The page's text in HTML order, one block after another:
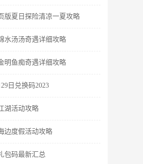
版夏日探险清凉一夏攻略
水汤汤奇遇详细攻略
明鱼痴奇遇详细攻略
日兑换码2023
湖活动攻略
边度假活动攻略
包码最新汇总